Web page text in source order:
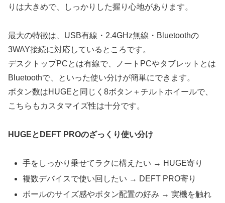
りは大きめで、しっかりした握り心地があります。
最大の特徴は、 USB有線・2.4GHz無線・Bluetoothの
3WAY接続に対応しているところです。
デスクトップPCとは有線で、ノートPCやタブレットとは
Bluetoothで、といった使い分けが簡単にできます。
ボタン数はHUGEと同じく8ボタン＋チルトホイールで、
こちらもカスタマイズ性は十分です。
HUGEとDEFT PROのざっくり使い分け
手をしっかり乗せてラクに構えたい → HUGE寄り
複数デバイスで使い回したい → DEFT PRO寄り
ボールのサイズ感やボタン配置の好み → 実機を触れ